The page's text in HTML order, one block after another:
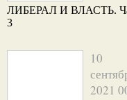
ЛИБЕРАЛ И ВЛАСТЬ.
3
10
2021